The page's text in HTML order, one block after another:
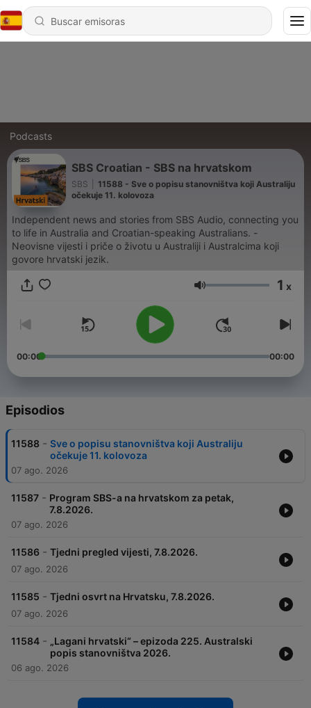
Podcasts
SBS Croatian - SBS na hrvatskom
SBS
11588 - Sve o popisu stanovništva koji Australiju
očekuje 11. kolovoza
Independent news and stories from SBS Audio, connecting you
to life in Australia and Croatian-speaking Australians. -
Neovisne vijesti i priče o životu u Australiji i Australcima koji
govore hrvatski jezik.
Volumen 1 x
00:00 00:00
Episodios
11588 - Sve o popisu stanovništva koji Australiju
očekuje 11. kolovoza
07 ago. 2026
11587 - Program SBS-a na hrvatskom za petak,
7.8.2026.
07 ago. 2026
11586 - Tjedni pregled vijesti, 7.8.2026.
07 ago. 2026
11585 - Tjedni osvrt na Hrvatsku, 7.8.2026.
07 ago. 2026
11584 - „Lagani hrvatski“ – epizoda 225. Australski
popis stanovništva 2026.
06 ago. 2026